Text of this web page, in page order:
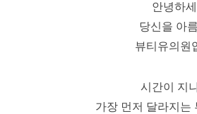
안녕하
당신을 아
뷰티유의원
시간이 지
가장 먼저 달라지는